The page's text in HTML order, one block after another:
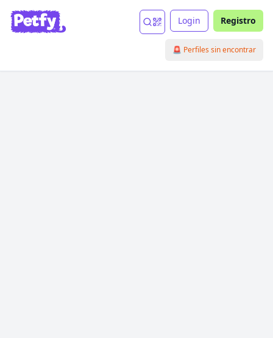
Login Registro
🚨 Perfiles sin encontrar